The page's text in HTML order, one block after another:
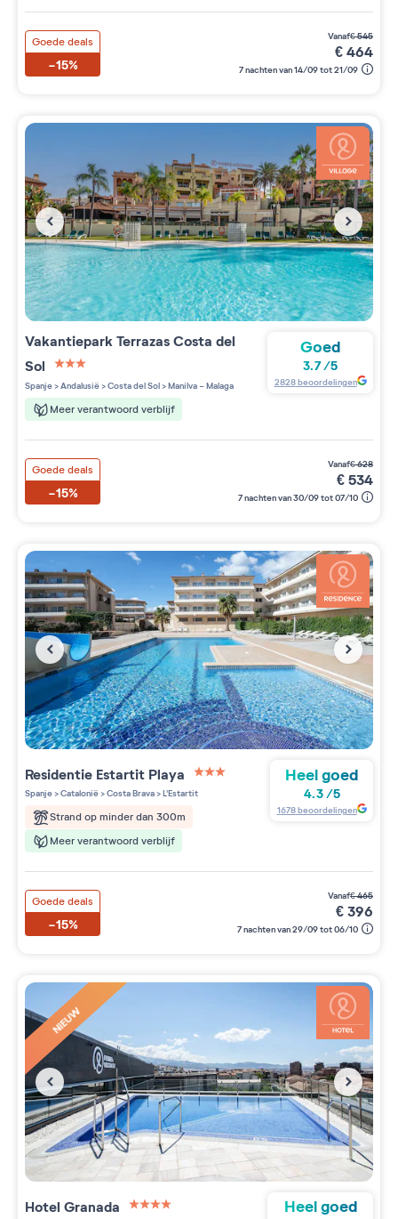
Goede deals
-15%
vanaf€545
€464
7 nachten van 14/09 tot 21/09
VakantieparkTerrazas Costa del
Sol
3 étoiles sur 5
Spanje>Andalusië>Costa del Sol>Manilva - Malaga
Meer verantwoord verblijf
Goed
3.7/5
2828beoordelingen
Goede deals
-15%
vanaf€628
€534
7 nachten van 30/09 tot 07/10
Residentie Estartit Playa
3 étoiles sur 5
Spanje>Catalonië>Costa Brava>L'Estartit
Strand op minder dan 300m
Meer verantwoord verblijf
Heel goed
4.3 /5
1678beoordelingen
Goede deals
-15%
vanaf€465
€396
7 nachten van 29/09 tot 06/10
NIEUW
Hotel Granada Heel goed